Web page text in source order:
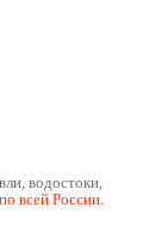
водостоки,
всей России.